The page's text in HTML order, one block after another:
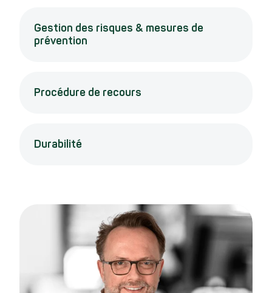
Gestion des risques & mesures de
prévention
Procédure de recours
Durabilité